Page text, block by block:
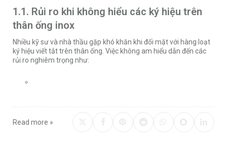
1.1. Rủi ro khi không hiểu các ký hiệu trên
thân ống inox
Nhiều kỹ sư và nhà thầu gặp khó khăn khi đối mặt với hàng loạt
ký hiệu viết tắt trên thân ống. Việc không am hiểu dẫn đến các
rủi ro nghiêm trọng như:
Read more »